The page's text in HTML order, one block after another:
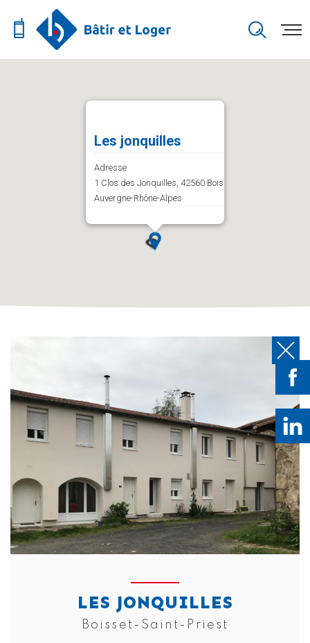
Les jonquilles
Adresse
1 Clos des Jonquilles, 42560 Boisset-Saint-Priest,
Auvergne-Rhône-Alpes
LES JONQUILLES
Boisset-Saint-Priest